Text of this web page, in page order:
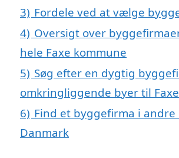
3) Fordele ved at vælge
4) Oversigt over
hele Faxe kommune
5) Søg efter en dygtig
omkringliggende byer til
6) Find et byggefirma i andre
Danmark